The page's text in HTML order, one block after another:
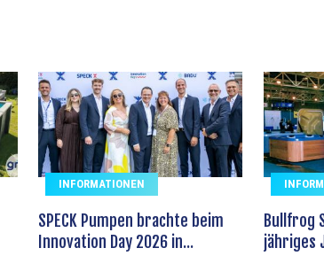
INFORMATIONEN
SPECK Pumpen brachte beim
Innovation Day 2026 in...
Bullfrog
jähriges